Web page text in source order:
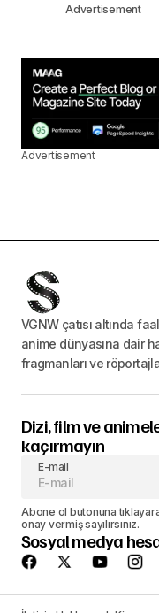
Advertisement
Advertisement
VGNW çatısı altında
anime dünyasına dair
fragmanları ve
Dizi, film ve
kaçırmayın
E-mail
Abone ol butonuna
onay vermiş sayılırsınız.
Sosyal medya